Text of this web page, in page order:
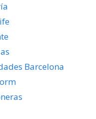
Barcelona